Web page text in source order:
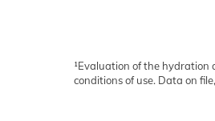
¹Evaluation of the hydration
conditions of use. Data on